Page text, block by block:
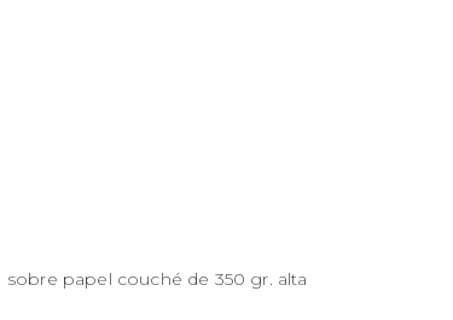
sobre papel couché de 350 gr. alta